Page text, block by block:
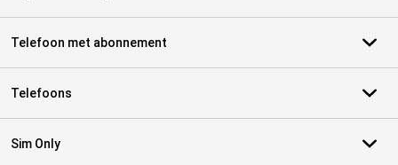
Telefoon met abonnement
Telefoons
Sim Only